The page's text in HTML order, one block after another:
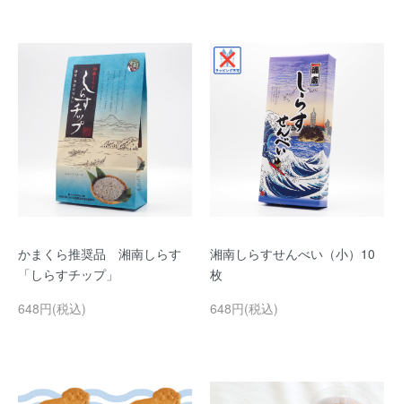
かまくら推奨品 湘南しらす
「しらすチップ」
648円(税込)
湘南しらすせんべい（小）10
枚
648円(税込)